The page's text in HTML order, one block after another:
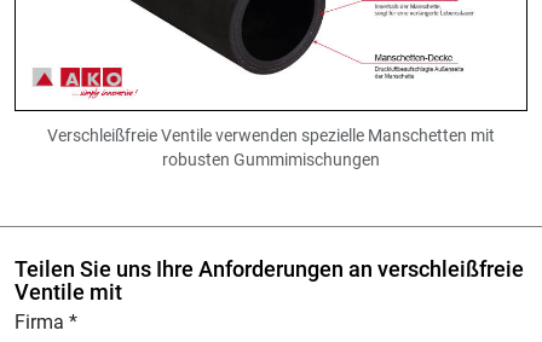
Verschleißfreie Ventile verwenden spezielle Manschetten mit
robusten Gummimischungen
Teilen Sie uns Ihre Anforderungen an verschleißfreie
Ventile mit
Firma *